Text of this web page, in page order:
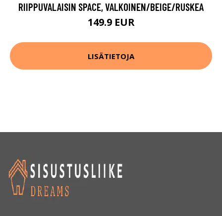
RIIPPUVALAISIN SPACE, VALKOINEN/BEIGE/RUSKEA
149.9 EUR
LISÄTIETOJA